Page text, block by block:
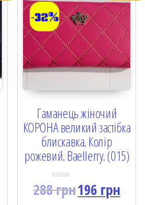
-32%
Гаманець жіночий
КОРОНА великий застібка
блискавка. Колір
рожевий. Baellerry. (015)
R
288грн196 грн